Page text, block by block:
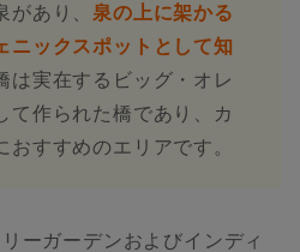
があり、 泉の上に架かる
ニックスポットとして知
は実在するビッグ・オレ
て作られた橋であり、カ
すすめのエリアです。
ーガーデンおよびインディ